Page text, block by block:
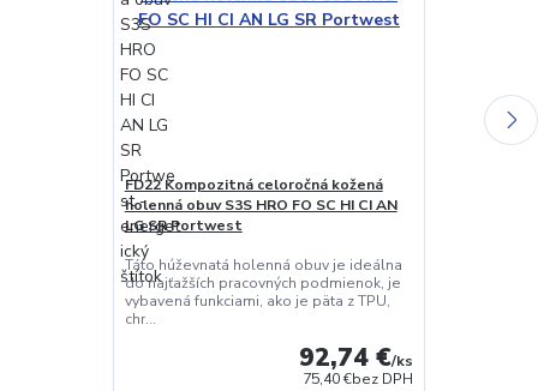
FD22 Kompozitná celoročná kožená
holenná obuv S3S HRO FO SC HI CI AN
LG SR Portwest
Táto húževnatá holenná obuv je ideálna
do najťažších pracovných podmienok, je
vybavená funkciami, ako je päta z TPU,
chr...
92,74 €/ks
75,40 €bez DPH